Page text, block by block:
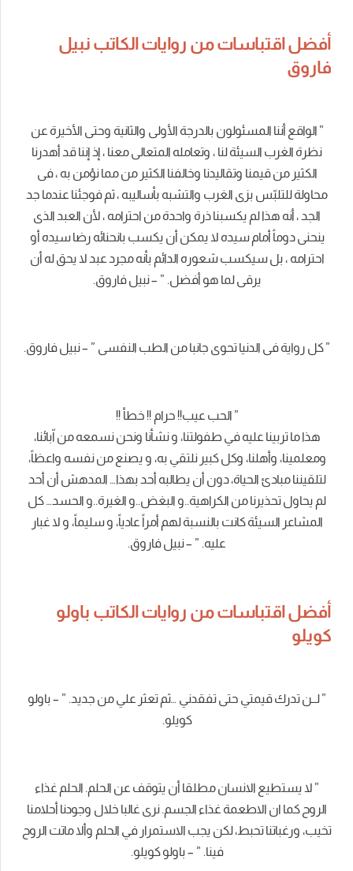
أفضل اقتباسات من روايات الكاتب نبيل
فاروق
” الواقع أننا المسئولون بالدرجة الأولى والثانية وحتى الأخيرة عن
نظرة الغرب السيئة لنا ، وتعامله المتعالى معنا ، إذ إننا قد أهدرنا
الكثير من قيمنا وتقاليدنا وخالفنا الكثير من مما نؤمن به ، فى
محاولة للتلبّس بزى الغرب والتشبه بأساليبه ، ثم فوجئنا عندما جد
الجد ، أنه هذا لم يكسبنا ذرة واحدة من احترامه ، لأن العبد الذى
ينحنى دوماً أمام سيده لا يمكن أن يكسب بانحنائه رضا سيده أو
احترامه ، بل سيكسب شعوره الدائم بأنه مجرد عبد لا يحق له أن
يرقى لما هو أفضل. ” – نبيل فاروق.
” كل رواية فى الدنيا تحوى جانبا من الطب النفسى ” – نبيل فاروق.
” الحب عيب!! حرام !! خطأ !!
هذا ما تربينا عليه في طفولتنا، و نشأنا ونحن نسمعه من اّبائنا،
ومعلمينا، وأهلنا، وكل كبير نلتقي به، و يصنع من نفسه واعظاً،
لتلقيننا مبادئ الحياة، دون أن يطالبه أحد بهذا… المدهش أن أحد
لم يحاول تحذيرنا من الكراهية..و البغض..و الغيرة..و الحسد… كل
المشاعر السيئة كانت بالنسبة لهم أمراً عادياً، و سليماً، و لا غبار
عليه. ” – نبيل فاروق.
أفضل اقتباسات من روايات الكاتب باولو
كويلو
” لــن تدرك قيمتي حتى تفقدني …ثم تعثر علي من جديد. ” – باولو
كويلو.
” لا يستطيع الانسان مطلقا أن يتوقف عن الحلم. الحلم غذاء
الروح كما ان الاطعمة غذاء الجسم. نرى غالبا خلال وجودنا أحلامنا
تخيب، ورغباتنا تحبط، لكن يجب الاستمرار في الحلم وألا ماتت الروح
فينا. ” – باولو كويلو.